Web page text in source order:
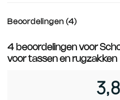
Beoordelingen (4)
4 beoordelingen voor
voor tassen en rugzakken
3,8